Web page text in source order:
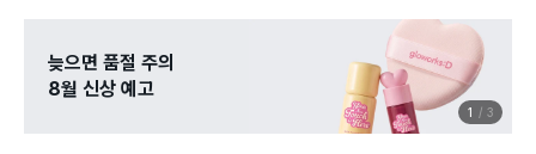
늦으면 품절 주의
8월 신상 예고
1 3